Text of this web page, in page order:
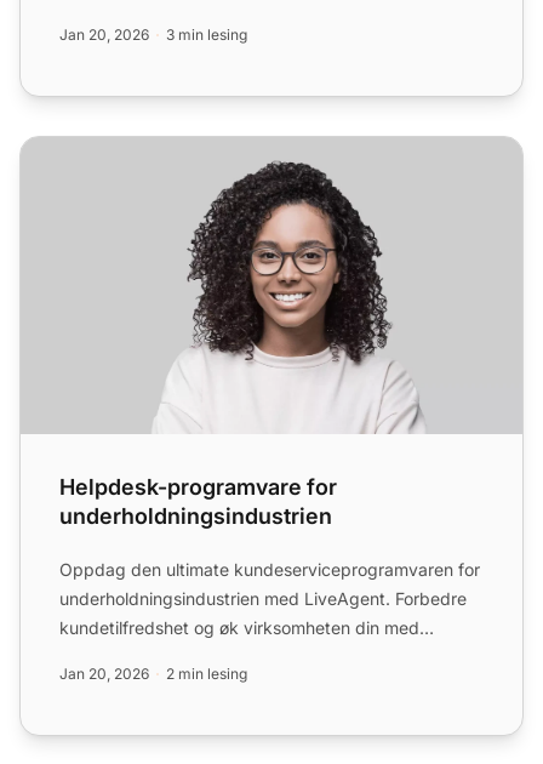
Jan 20, 2026 3 min lesing
Helpdesk-programvare for underholdningsindustrien
Helpdesk-programvare for
underholdningsindustrien
Oppdag den ultimate kundeserviceprogramvaren for
underholdningsindustrien med LiveAgent. Forbedre
kundetilfredshet og øk virksomheten din med
Jan 20, 2026 2 min lesing